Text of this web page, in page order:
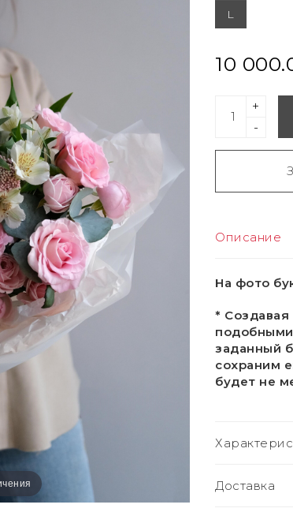
L
10
-
+
Описание
На фото
*
заданный
сохраним
будет не
Доставка